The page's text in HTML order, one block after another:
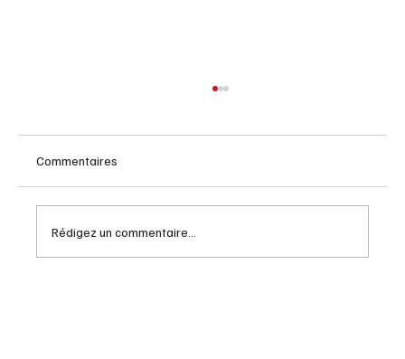
Commentaires
Rédigez un commentaire...